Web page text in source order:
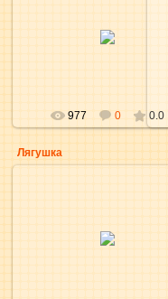
977 0 0.0
Лягушка